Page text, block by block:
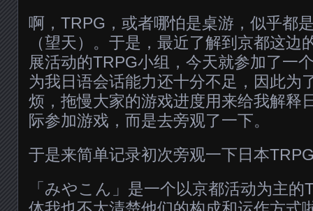
啊，TRPG，或者哪怕是桌游，似乎
（望天）。于是，最近了解到京都这边
展活动的TRPG小组，今天就参加了一
为我日语会话能力还十分不足，因此为
烦，拖慢大家的游戏进度用来给我解释
际参加游戏，而是去旁观了一下。
于是来简单记录初次旁观一下日本
「みやこん」是一个以京都活动为主